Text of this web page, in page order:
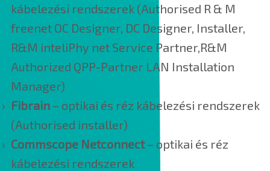
kábelezési rendszerek (Authorised R & M
freenet OC Designer, DC Designer, Installer,
R&M inteliPhy net Service Partner,R&M
Authorized QPP-Partner LAN Installation
Manager)
Fibrain – optikai és réz kábelezési rendszerek
(Authorised installer)
Commscope Netconnect– optikai és réz
kábelezési rendszerek